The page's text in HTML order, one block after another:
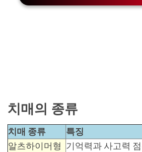
치매의 종류
치매 종류
특징
알츠하이머형 기억력과 사고력